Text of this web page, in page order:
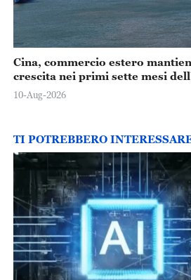
Cina, commercio estero
crescita nei primi sette mesi
10-Aug-2026
TI POTREBBERO